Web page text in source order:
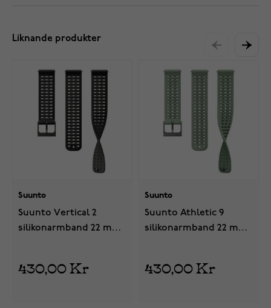
Liknande produkter
Suunto
Suunto Vertical 2
silikonarmband 22 mm
430,00 Kr
Suunto
Suunto Athletic 9
silikonarmband 22 mm
430,00 Kr